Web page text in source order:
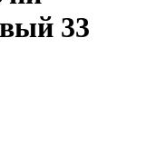
33